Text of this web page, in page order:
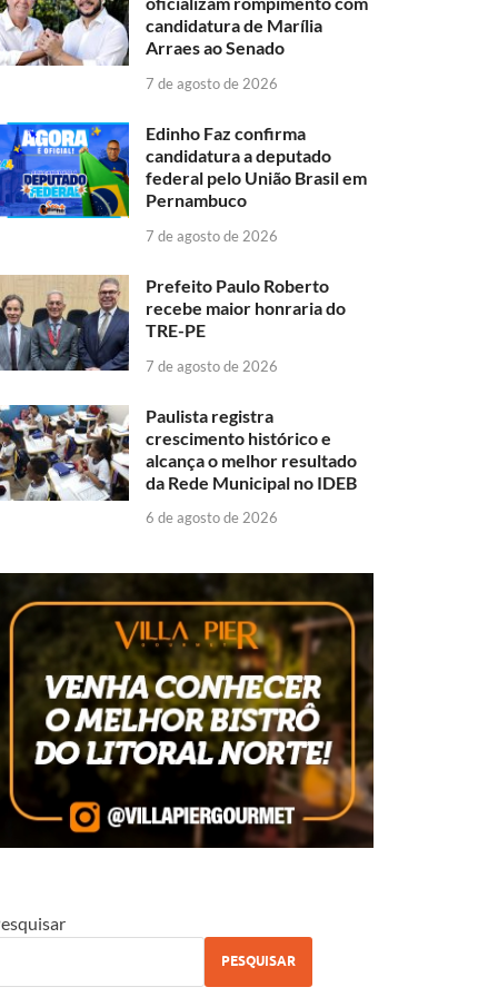
candidatura de Marília
Arraes ao Senado
7 de agosto de 2026
Edinho Faz confirma
candidatura a deputado
federal pelo União Brasil em
Pernambuco
7 de agosto de 2026
Prefeito Paulo Roberto
recebe maior honraria do
TRE-PE
7 de agosto de 2026
Paulista registra
crescimento histórico e
alcança o melhor resultado
da Rede Municipal no IDEB
6 de agosto de 2026
PESQUISAR